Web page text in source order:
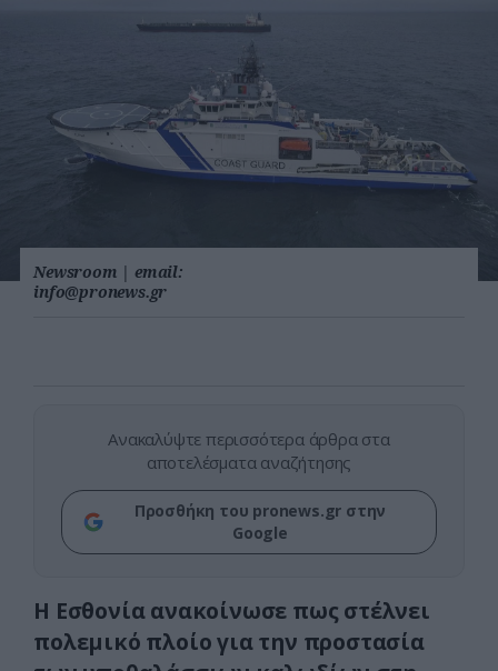
Newsroom | email:
info@pronews.gr
Ανακαλύψτε περισσότερα άρθρα στα
αποτελέσματα αναζήτησης
Προσθήκη του pronews.gr στην
Google
Η Εσθονία ανακοίνωσε πως στέλνει
πολεμικό πλοίο για την προστασία